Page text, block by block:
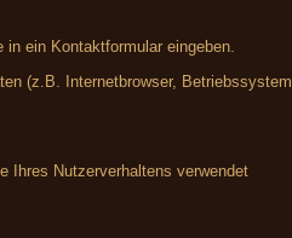
ein Kontaktformular eingeben.
(z.B. Internetbrowser, Betriebssystem
Ihres Nutzerverhaltens verwendet